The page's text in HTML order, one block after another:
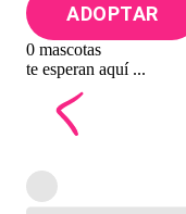
ADOPTAR
0 mascotas
te esperan aquí ...